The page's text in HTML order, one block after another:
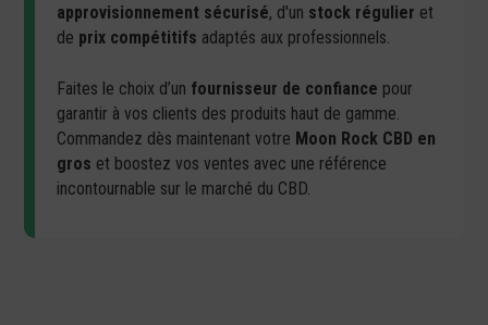
approvisionnement sécurisé, d'un stock régulier et
de prix compétitifs adaptés aux professionnels.
Faites le choix d’un fournisseur de confiance pour
garantir à vos clients des produits haut de gamme.
Commandez dès maintenant votre Moon Rock CBD en
gros et boostez vos ventes avec une référence
incontournable sur le marché du CBD.